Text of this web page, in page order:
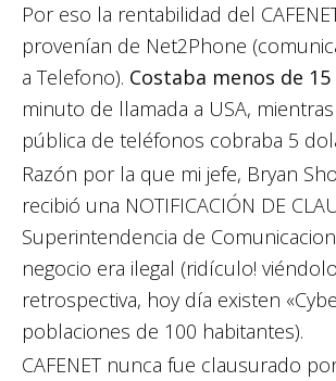
Por eso la rentabilidad del
provenían de Net2Phone
a Telefono). Costaba menos de
minuto de llamada a USA,
pública de teléfonos cobraba 5
Razón por la que mi jefe, Bryan
recibió una NOTIFICACIÓN DE
Superintendencia de
negocio era ilegal (ridículo!
retrospectiva, hoy día existen
poblaciones de 100 habitantes).
CAFENET nunca fue clausurado